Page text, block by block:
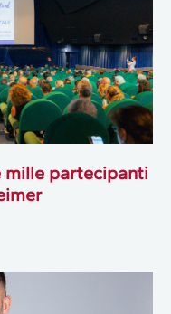
mille partecipanti